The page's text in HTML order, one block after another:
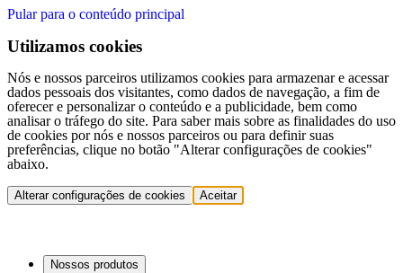
Pular para o conteúdo principal
Utilizamos cookies
Nós e nossos parceiros utilizamos cookies para armazenar e acessar
dados pessoais dos visitantes, como dados de navegação, a fim de
oferecer e personalizar o conteúdo e a publicidade, bem como
analisar o tráfego do site. Para saber mais sobre as finalidades do uso
de cookies por nós e nossos parceiros ou para definir suas
preferências, clique no botão "Alterar configurações de cookies"
abaixo.
Alterar configurações de cookies Aceitar
Nossos produtos